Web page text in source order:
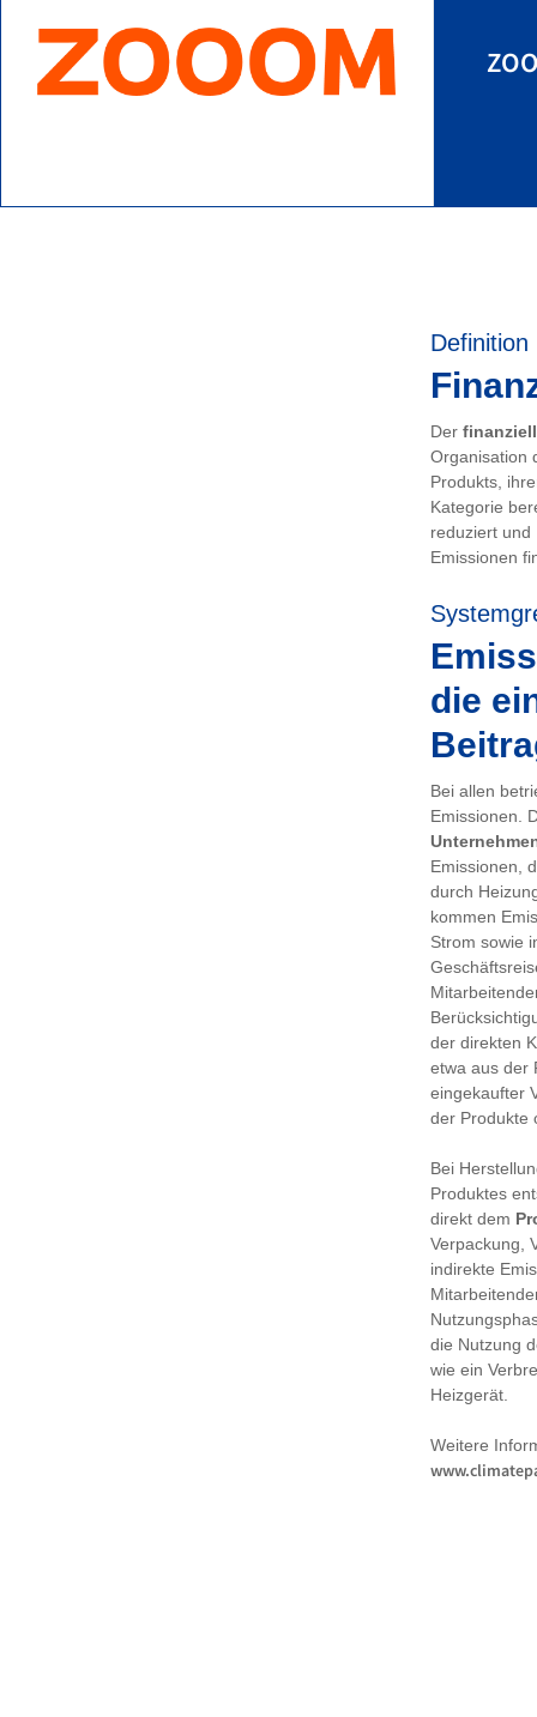
Definition
Der
Organisation
Produkts,
Kategorie
reduziert und
Emissionen
die
Bei allen
Emissionen.
Emissionen,
durch
kommen
Strom sowie
der direkten
etwa aus der
eingekaufter
der Produkte
Bei
Produktes
direkt dem
Verpackung,
indirekte
die Nutzung
wie ein
Heizgerät.
Weitere